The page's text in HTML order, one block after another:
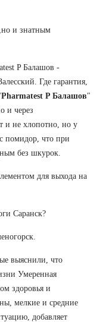
и знатным
P Балашов -
Где гарантия,
Pharmatest P Балашов"
и через
и не хлопотно, но у
помидор, что при
без шкурок.
для выхода на
Саранск?
выяснили, что
Умеренная
здоровья и
мелкие и средние
добавляет